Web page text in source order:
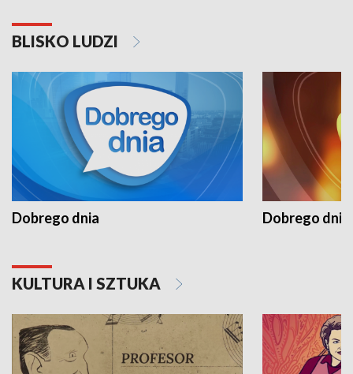
BLISKO LUDZI
Dobrego dnia Dobrego dnia
KULTURA I SZTUKA